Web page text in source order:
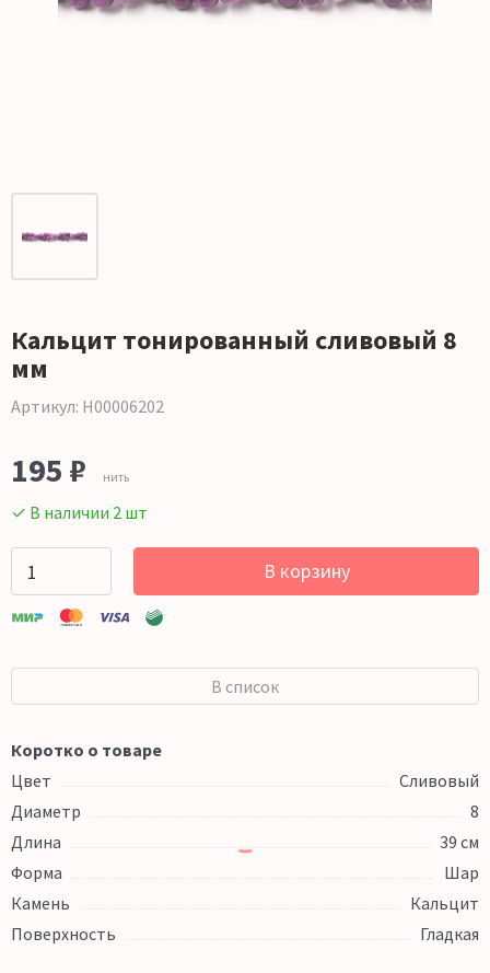
Кальцит тонированный сливовый 8
мм
Артикул: Н00006202
195 ₽ нить
✓ В наличии 2 шт
В корзину
В список
Коротко о товаре
Цвет
Сливовый
Диаметр
8
Длина
39 см
Форма
Шар
Камень
Кальцит
Поверхность
Гладкая